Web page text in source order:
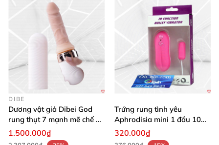
DIBE
Dương vật giả Dibei God
rung thụt 7 mạnh mẽ chế độ
tỏa nhiệt
1.500.000₫
Trứng rung tình yêu
Aphrodisia mini 1 đầu 10
chế độ rung đa năng
320.000₫